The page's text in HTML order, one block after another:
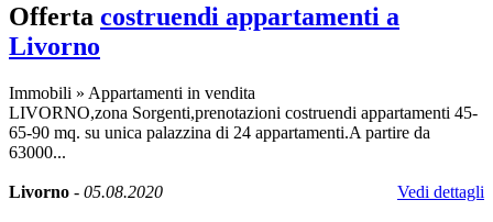
Offerta costruendi appartamenti a
Livorno
Immobili » Appartamenti in vendita
LIVORNO,zona Sorgenti,prenotazioni costruendi appartamenti 45-
65-90 mq. su unica palazzina di 24 appartamenti.A partire da
63000...
Livorno - 05.08.2020 Vedi dettagli